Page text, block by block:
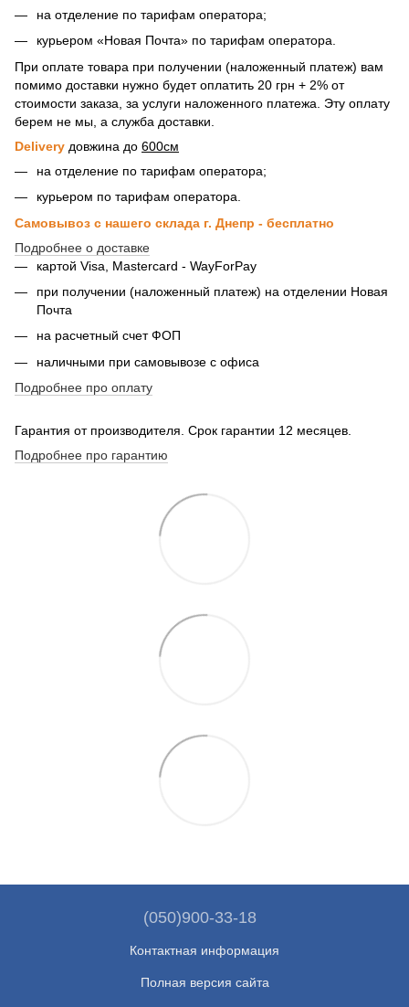
на отделение по тарифам оператора;
курьером «Новая Почта» по тарифам оператора.
При оплате товара при получении (наложенный платеж) вам
помимо доставки нужно будет оплатить 20 грн + 2% от
стоимости заказа, за услуги наложенного платежа. Эту оплату
берем не мы, а служба доставки.
Delivery довжина до 600см
на отделение по тарифам оператора;
курьером по тарифам оператора.
Самовывоз с нашего склада г. Днепр - бесплатно
Подробнее о доставке
картой Visa, Mastercard - WayForPay
при получении (наложенный платеж) на отделении Новая
Почта
на расчетный счет ФОП
наличными при самовывозе с офиса
Подробнее про оплату
Гарантия от производителя. Срок гарантии 12 месяцев.
Подробнее про гарантию
(050)900-33-18
Контактная информация
Полная версия сайта